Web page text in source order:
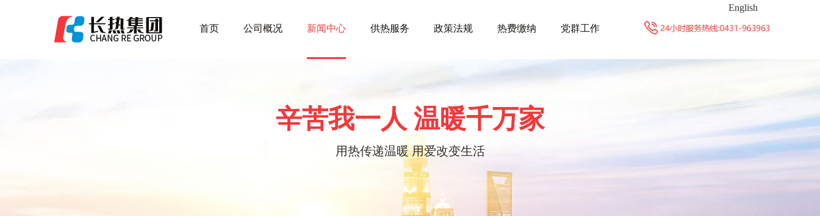
首页 公司概况 新闻中心 供热服务 政策法规 热费缴纳 党群工作
English
辛苦我一人 温暖千万家
用热传递温暖 用爱改变生活